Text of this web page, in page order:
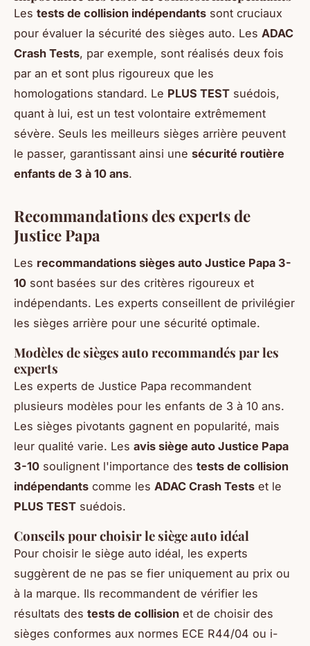
Les tests de collision indépendants sont cruciaux
pour évaluer la sécurité des sièges auto. Les ADAC
Crash Tests, par exemple, sont réalisés deux fois
par an et sont plus rigoureux que les
homologations standard. Le PLUS TEST suédois,
quant à lui, est un test volontaire extrêmement
sévère. Seuls les meilleurs sièges arrière peuvent
le passer, garantissant ainsi une sécurité routière
enfants de 3 à 10 ans.
Recommandations des experts de
Justice Papa
Les recommandations sièges auto Justice Papa 3-
10 sont basées sur des critères rigoureux et
indépendants. Les experts conseillent de privilégier
les sièges arrière pour une sécurité optimale.
Modèles de sièges auto recommandés par les
experts
Les experts de Justice Papa recommandent
plusieurs modèles pour les enfants de 3 à 10 ans.
Les sièges pivotants gagnent en popularité, mais
leur qualité varie. Les avis siège auto Justice Papa
3-10 soulignent l'importance des tests de collision
indépendants comme les ADAC Crash Tests et le
PLUS TEST suédois.
Conseils pour choisir le siège auto idéal
Pour choisir le siège auto idéal, les experts
suggèrent de ne pas se fier uniquement au prix ou
à la marque. Ils recommandent de vérifier les
résultats des tests de collision et de choisir des
sièges conformes aux normes ECE R44/04 ou i-